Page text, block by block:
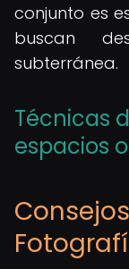
conjunto es
buscan
subterránea.
Técnicas
espacios